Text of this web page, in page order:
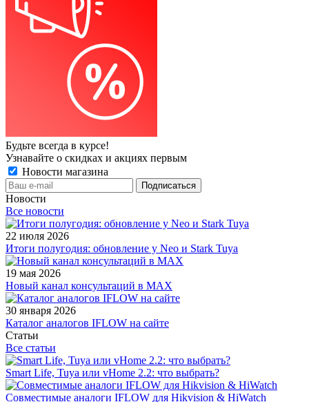
Будьте всегда в курсе!
Узнавайте о скидках и акциях первым
Новости магазина
Новости
Все новости
22 июля 2026
Итоги полугодия: обновление у Neo и Stark Tuya
19 мая 2026
Новый канал консультаций в MAX
30 января 2026
Каталог аналогов IFLOW на сайте
Статьи
Все статьи
Smart Life, Tuya или vHome 2.2: что выбрать?
Совместимые аналоги IFLOW для Hikvision & HiWatch